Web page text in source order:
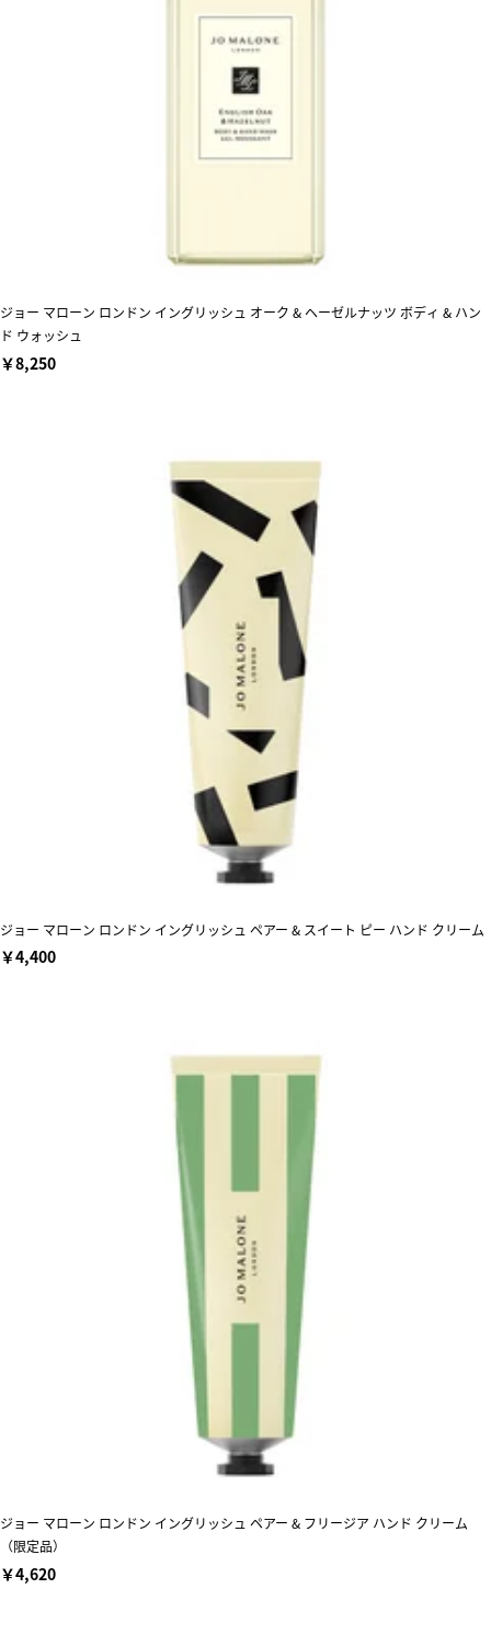
ジョー マローン ロンドン イングリッシュ オーク & ヘーゼルナッツ ボディ & ハン
ド ウォッシュ
￥8,250
ジョー マローン ロンドン イングリッシュ ペアー & スイート ピー ハンド クリーム
￥4,400
ジョー マローン ロンドン イングリッシュ ペアー & フリージア ハンド クリーム
（限定品）
￥4,620